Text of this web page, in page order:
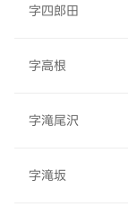
字四郎田
字高根
字滝尾沢
字滝坂